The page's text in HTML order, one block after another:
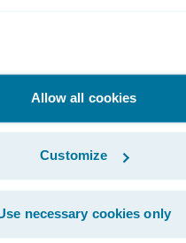
Allow all cookies
Customize
necessary cookies only
als
wichtiger
Grenzen dessen,
möglich ist, zu
geführt, wie wichtig